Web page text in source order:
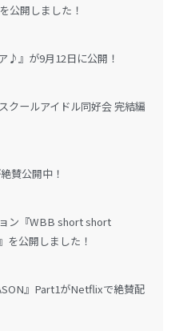
公開しました！
♪』が9月12日に公開！
クールアイドル同好会 完結編
賛公開中！
ン『WBB short short
公開しました！
』Part1がNetflixで絶賛配